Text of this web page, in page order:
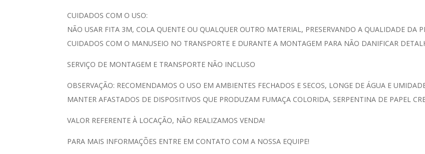
CUIDADOS COM O USO:
NÃO USAR FITA 3M, COLA QUENTE OU QUALQUER OUTRO MATERIAL, PRESERVANDO A QUALIDADE DA
CUIDADOS COM O MANUSEIO NO TRANSPORTE E DURANTE A MONTAGEM PARA NÃO DANIFICAR
SERVIÇO DE MONTAGEM E TRANSPORTE NÃO INCLUSO
OBSERVAÇÃO: RECOMENDAMOS O USO EM AMBIENTES FECHADOS E SECOS, LONGE DE ÁGUA E
MANTER AFASTADOS DE DISPOSITIVOS QUE PRODUZAM FUMAÇA COLORIDA, SERPENTINA DE PAPEL
VALOR REFERENTE À LOCAÇÃO, NÃO REALIZAMOS VENDA!
PARA MAIS INFORMAÇÕES ENTRE EM CONTATO COM A NOSSA EQUIPE!